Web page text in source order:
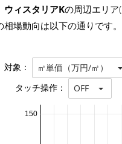
ウィスタリアKの周辺エリア(
相場動向は以下の通りです。
対象： ㎡単価（万円/㎡）
タッチ操作： OFF
150